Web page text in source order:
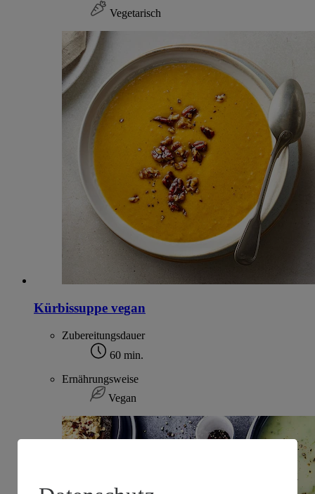
Vegetarisch
Kürbissuppe vegan
Zubereitungsdauer
60 min.
Ernährungsweise
Vegan